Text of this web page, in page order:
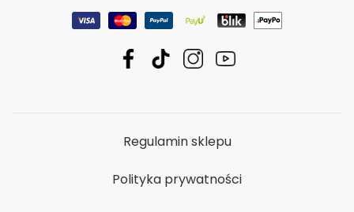
Regulamin sklepu
Polityka prywatności